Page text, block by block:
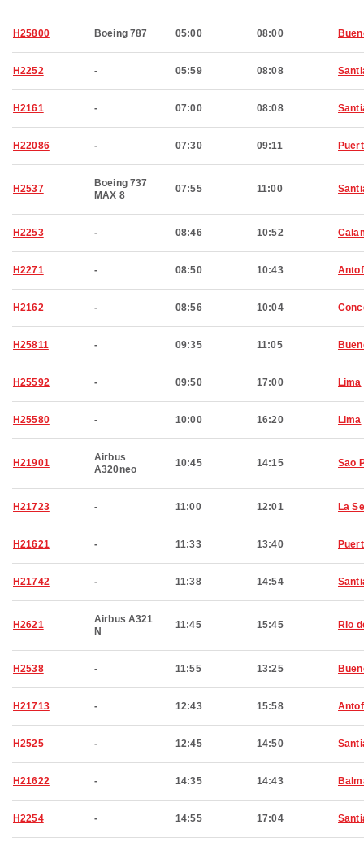
H25800 Boeing 787 05:00 08:00
H2252 - 05:59 08:08
H2161 - 07:00 08:08
H22086 - 07:30 09:11
H2537
Boeing 737
MAX 8
07:55 11:00
H2253 - 08:46 10:52
H2271 - 08:50 10:43
H2162 - 08:56 10:04
H25811 - 09:35 11:05
H25592 - 09:50 17:00 Lima
H25580 - 10:00 16:20 Lima
H21901
Airbus
A320neo
10:45 14:15 Sao
H21723 - 11:00 12:01 La
H21621 - 11:33 13:40
H21742 - 11:38 14:54
H2621
Airbus A321
N
11:45 15:45 Rio
H2538 - 11:55 13:25
H21713 - 12:43 15:58
H2525 - 12:45 14:50
H21622 - 14:35 14:43
H2254 - 14:55 17:04